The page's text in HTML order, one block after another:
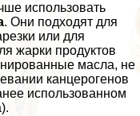
использовать
. Они подходят для
или для
жарки продуктов
масла, не
канцерогенов
использованном